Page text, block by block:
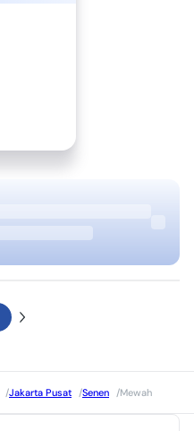
/Jakarta Pusat /Senen /Mewah